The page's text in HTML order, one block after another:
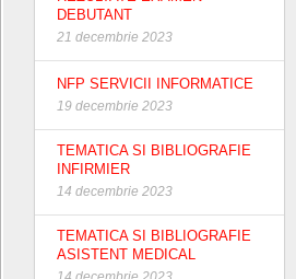
DEBUTANT
21 decembrie 2023
NFP SERVICII INFORMATICE
19 decembrie 2023
TEMATICA SI BIBLIOGRAFIE
INFIRMIER
14 decembrie 2023
TEMATICA SI BIBLIOGRAFIE
ASISTENT MEDICAL